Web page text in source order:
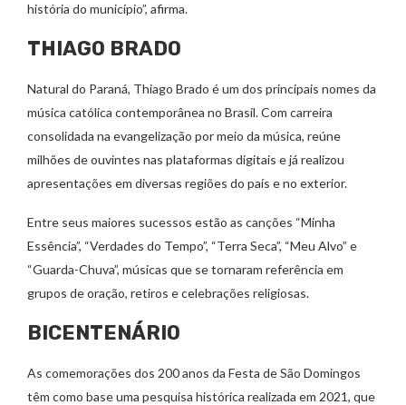
história do município”, afirma.
THIAGO BRADO
Natural do Paraná, Thiago Brado é um dos principais nomes da
música católica contemporânea no Brasil. Com carreira
consolidada na evangelização por meio da música, reúne
milhões de ouvintes nas plataformas digitais e já realizou
apresentações em diversas regiões do país e no exterior.
Entre seus maiores sucessos estão as canções “Minha
Essência”, “Verdades do Tempo”, “Terra Seca”, “Meu Alvo” e
“Guarda-Chuva”, músicas que se tornaram referência em
grupos de oração, retiros e celebrações religiosas.
BICENTENÁRIO
As comemorações dos 200 anos da Festa de São Domingos
têm como base uma pesquisa histórica realizada em 2021, que